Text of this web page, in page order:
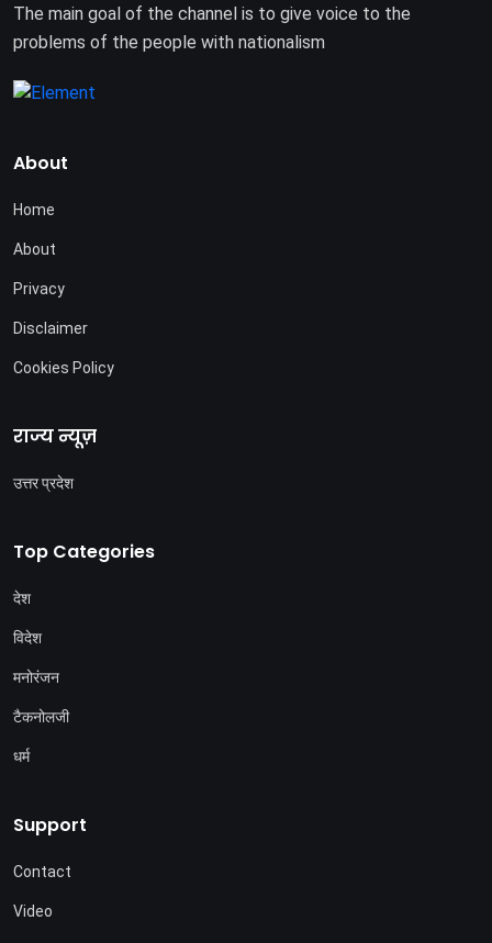
The main goal of the channel is to give voice to the
problems of the people with nationalism
About
Home
About
Privacy
Disclaimer
Cookies Policy
राज्य न्यूज़
उत्तर प्रदेश
Top Categories
देश
विदेश
मनोरंजन
टैकनोलजी
धर्म
Support
Contact
Video